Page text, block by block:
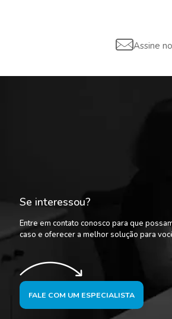
Assine
Se interessou?
Entre em contato conosco para que
caso e oferecer a melhor solução para
FALE COM UM ESPECIALISTA